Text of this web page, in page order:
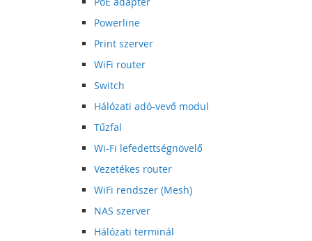
Powerline
Print szerver
WiFi router
Switch
Hálózati adó-vevő modul
Tűzfal
Wi-Fi lefedettségnövelő
Vezetékes router
WiFi rendszer (Mesh)
NAS szerver
Hálózati terminál